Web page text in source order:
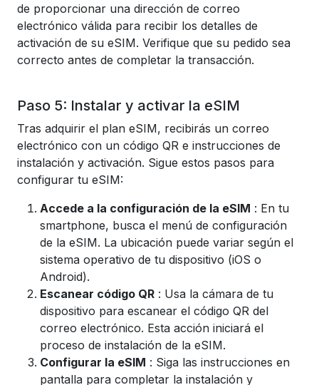
de proporcionar una dirección de correo
electrónico válida para recibir los detalles de
activación de su eSIM. Verifique que su pedido sea
correcto antes de completar la transacción.
Paso 5: Instalar y activar la eSIM
Tras adquirir el plan eSIM, recibirás un correo
electrónico con un código QR e instrucciones de
instalación y activación. Sigue estos pasos para
configurar tu eSIM:
Accede a la configuración de la eSIM : En tu
smartphone, busca el menú de configuración
de la eSIM. La ubicación puede variar según el
sistema operativo de tu dispositivo (iOS o
Android).
Escanear código QR : Usa la cámara de tu
dispositivo para escanear el código QR del
correo electrónico. Esta acción iniciará el
proceso de instalación de la eSIM.
Configurar la eSIM : Siga las instrucciones en
pantalla para completar la instalación y